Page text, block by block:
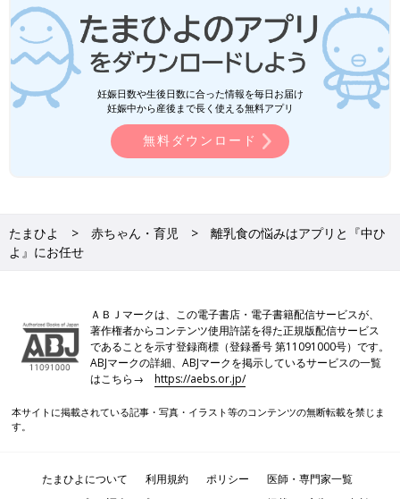
妊娠日数や生後日数に合った情報を毎日お届け
妊娠中から産後まで長く使える無料アプリ
無料ダウンロード
たまひよ 赤ちゃん・育児
離乳食の悩みはアプリと『中ひ
よ』にお任せ
ＡＢＪマークは、この電子書店・電子書籍配信サービスが、
著作権者からコンテンツ使用許諾を得た正規版配信サービス
であることを示す登録商標（登録番号 第11091000号）です。
ABJマークの詳細、ABJマークを掲示しているサービスの一覧
はこちら→https://aebs.or.jp/
本サイトに掲載されている記事・写真・イラスト等のコンテンツの無断転載を禁じま
す。
たまひよについて 利用規約 ポリシー
医師・専門家一覧